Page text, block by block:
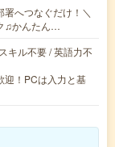
へつなぐだけ！＼
♫かんたん…
キル不要 / 英語力不
迎！PCは入力と基